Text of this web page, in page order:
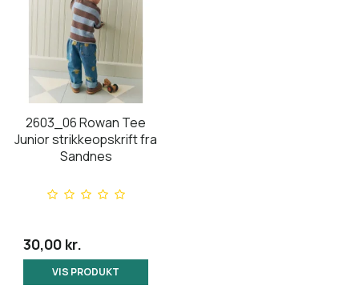
2603_06 Rowan Tee
Junior strikkeopskrift fra
Sandnes
30,00 kr.
VIS PRODUKT